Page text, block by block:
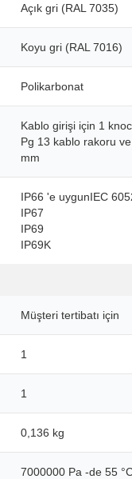
Açık gri (RAL 7035)
Koyu gri (RAL 7016)
Polikarbonat
Kablo girişi için 1
Pg 13 kablo rakoru
mm
IP66 'e uygunIEC
IP67
IP69
IP69K
Müşteri tertibatı için
1
1
0,136 kg
7000000 Pa -de 55